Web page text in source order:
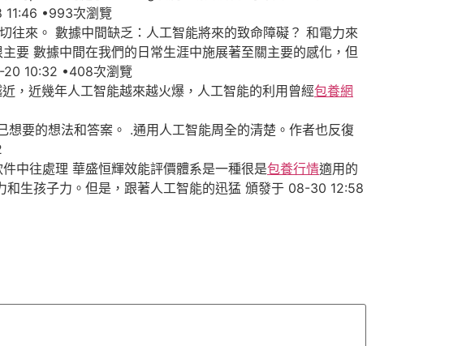
11:46 •993次瀏覽
往來。 數據中間缺乏：人工智能將來的致命障礙？ 和電力來
要 數據中間在我們的日常生涯中施展著至關主要的感化，但
20 10:32 •408次瀏覽
，近幾年人工智能越來越火爆，人工智能的利用曾經包養網
要的想法和答案。 .通用人工智能周全的清楚。作者也反復
件中往處理 華盛恒輝效能評價體系是一種很是包養行情適用的
和生孩子力。但是，跟著人工智能的迅猛 頒發于 08-30 12:58